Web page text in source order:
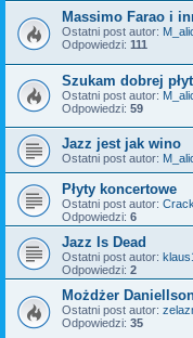
Massimo Farao i
Ostatni post autor:
Odpowiedzi: 111
Szukam dobrej
Ostatni post autor:
Odpowiedzi: 59
Jazz jest jak wino
Ostatni post autor:
Płyty koncertowe
Ostatni post autor:
Odpowiedzi: 6
Jazz Is Dead
Ostatni post autor:
Odpowiedzi: 2
Możdżer
Ostatni post autor:
Odpowiedzi: 35